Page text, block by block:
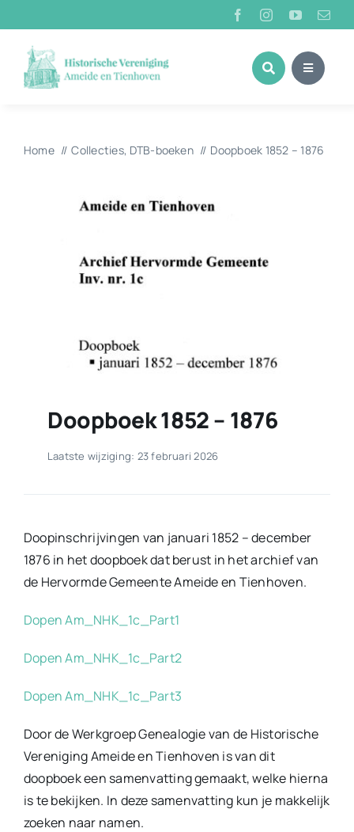
naar
inhoud
Home Collecties DTB-boeken Doopboek 1852 – 1876
Doopboek 1852 – 1876
Laatste wijziging: 23 februari 2026
Doopinschrijvingen van januari 1852 – december
1876 in het doopboek dat berust in het archief van
de Hervormde Gemeente Ameide en Tienhoven.
Dopen Am_NHK_1c_Part1
Dopen Am_NHK_1c_Part2
Dopen Am_NHK_1c_Part3
Door de Werkgroep Genealogie van de Historische
Vereniging Ameide en Tienhoven is van dit
doopboek een samenvatting gemaakt, welke hierna
is te bekijken. In deze samenvatting kun je makkelijk
zoeken naar namen.